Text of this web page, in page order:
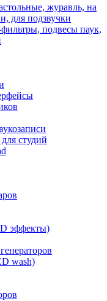
журавль, на
для подзвучки
подвесы паук,
студий
эффекты)
wash)